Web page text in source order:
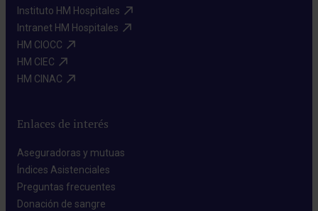
Instituto HM Hospitales​
Intranet HM Hospitales​
HM CIOCC​
HM CIEC​
HM CINAC​
Enlaces de interés
Aseguradoras y mutuas​
Índices Asistenciales​
Preguntas frecuentes​
Donación de sangre​